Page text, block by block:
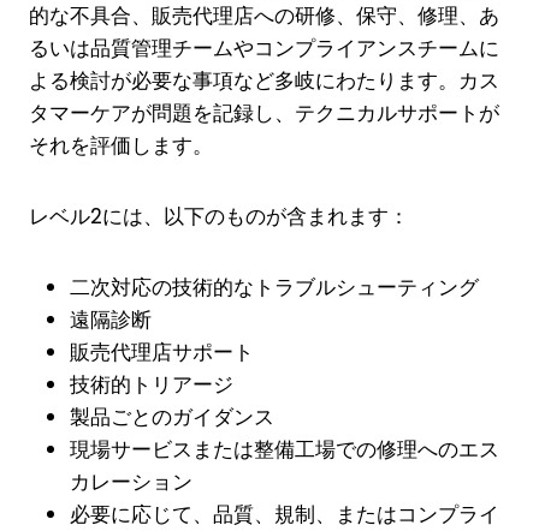
的な不具合、販売代理店への研修、保守、修理、あ
るいは品質管理チームやコンプライアンスチームに
よる検討が必要な事項など多岐にわたります。カス
タマーケアが問題を記録し、テクニカルサポートが
それを評価します。
レベル2には、以下のものが含まれます：
二次対応の技術的なトラブルシューティング
遠隔診断
販売代理店サポート
技術的トリアージ
製品ごとのガイダンス
現場サービスまたは整備工場での修理へのエス
カレーション
必要に応じて、品質、規制、またはコンプライ